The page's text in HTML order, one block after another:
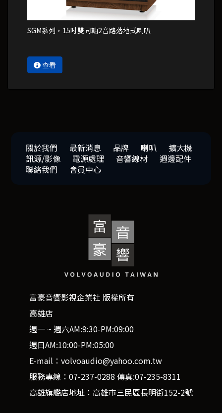
SGM系列，15吋雙同軸2音路落地式喇叭
查看
關於我們 最新消息 品牌 喇叭
擴大機
訊源/影像
電源處理 音響線材
週邊配件
聯絡我們
會員中心
富豪音響影視企業社 版權所有
高雄店
週一 ~ 週六AM:9:30-PM:09:00
週日AM:10:00-PM:05:00
E-mail：volvoaudio@yahoo.com.tw
服務專線：07-237-0288 傳真:07-235-8311
高雄旗艦店地址：高雄市三民區長明街152-2號